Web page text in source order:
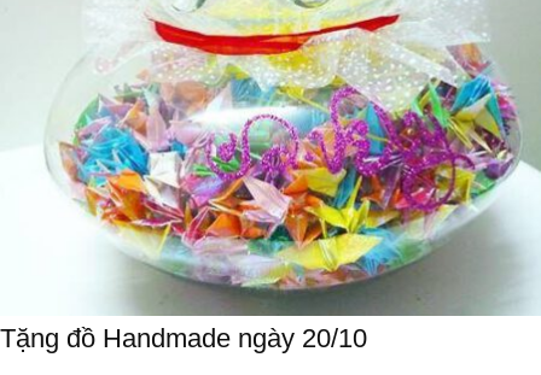
Tặng đồ Handmade ngày 20/10